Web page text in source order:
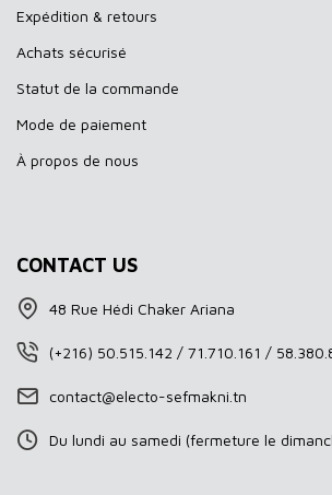
Expédition & retours
Achats sécurisé
Statut de la commande
Mode de paiement
À propos de nous
CONTACT US
48 Rue Hédi Chaker Ariana
(+216) 50.515.142 / 71.710.161 /
contact@electo-sefmakni.tn
Du lundi au samedi (fermeture le